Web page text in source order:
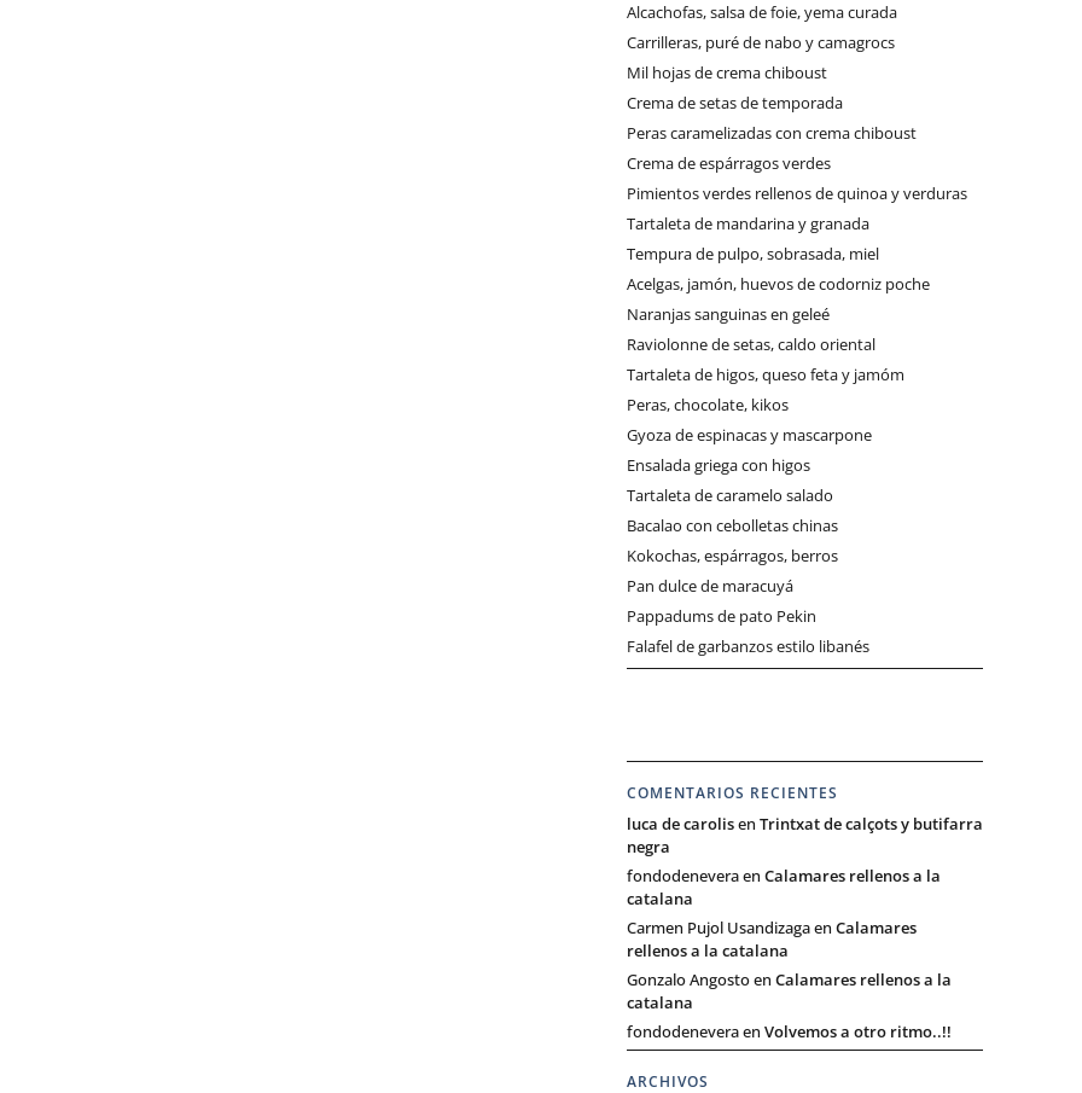
Alcachofas, salsa de foie, yema curada
Carrilleras, puré de nabo y camagrocs
Mil hojas de crema chiboust
Crema de setas de temporada
Peras caramelizadas con crema chiboust
Crema de espárragos verdes
Pimientos verdes rellenos de quinoa y verduras
Tartaleta de mandarina y granada
Tempura de pulpo, sobrasada, miel
Acelgas, jamón, huevos de codorniz poche
Naranjas sanguinas en geleé
Raviolonne de setas, caldo oriental
Tartaleta de higos, queso feta y jamóm
Peras, chocolate, kikos
Gyoza de espinacas y mascarpone
Ensalada griega con higos
Tartaleta de caramelo salado
Bacalao con cebolletas chinas
Kokochas, espárragos, berros
Pan dulce de maracuyá
Pappadums de pato Pekin
Falafel de garbanzos estilo libanés
COMENTARIOS RECIENTES
luca de carolisen Trintxat de calçots y butifarra
negra
fondodeneveraen Calamares rellenos a la
catalana
Carmen Pujol Usandizagaen Calamares
rellenos a la catalana
Gonzalo Angostoen Calamares rellenos a la
catalana
fondodeneveraen Volvemos a otro ritmo..!!
ARCHIVOS